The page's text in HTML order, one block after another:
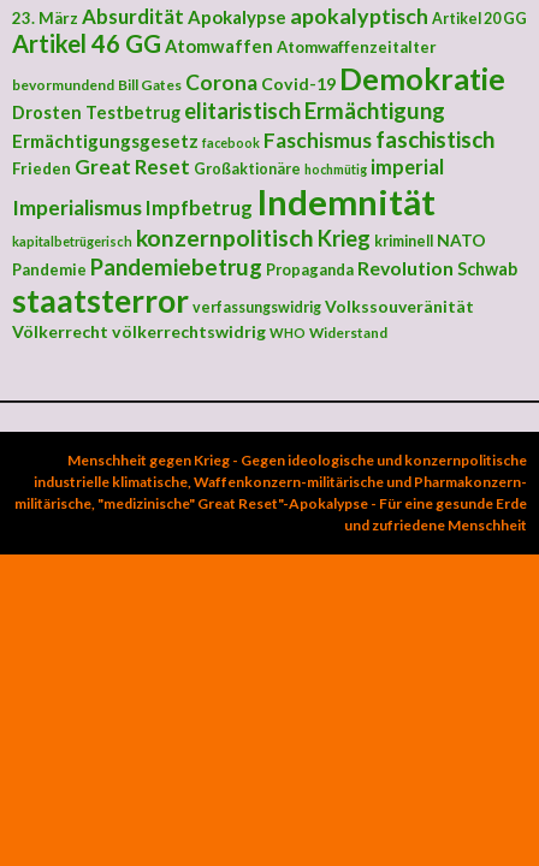
23. März Absurdität Apokalypse apokalyptisch Artikel 20 GG
Artikel 46 GG Atomwaffen Atomwaffenzeitalter
bevormundend Bill Gates Corona Covid-19 Demokratie
Drosten Testbetrug elitaristischErmächtigung
Ermächtigungsgesetz facebook Faschismusfaschistisch
Frieden Great Reset Großaktionäre hochmütig imperial
Imperialismus Impfbetrug Indemnität
kapitalbetrügerisch konzernpolitisch Krieg kriminell NATO
Pandemie Pandemiebetrug Propaganda Revolution Schwab
staatsterror verfassungswidrig Volkssouveränität
Völkerrecht völkerrechtswidrig WHO Widerstand
Menschheit gegen Krieg - Gegen ideologische und konzernpolitische
industrielle klimatische, Waffenkonzern-militärische und Pharmakonzern-
militärische, "medizinische" Great Reset"-Apokalypse - Für eine gesunde Erde
und zufriedene Menschheit